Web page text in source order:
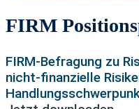
FIRM
FIRM-Befragung zu
nicht-finanzielle